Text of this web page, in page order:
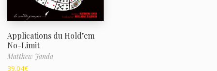
Applications du Hold’em
No-Limit
Matthew Janda
39.04€